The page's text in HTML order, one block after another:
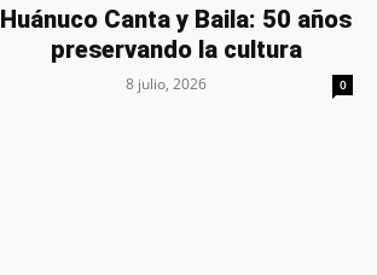
Huánuco Canta y Baila: 50 años
preservando la cultura
8 julio, 2026 0